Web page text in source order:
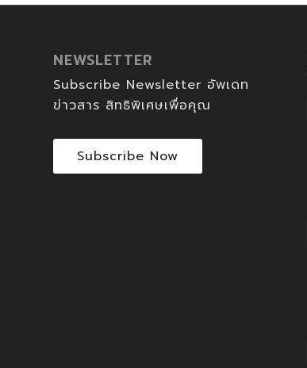
NEWSLETTER
Subscribe Newsletter อัพเดท
ข่าวสาร สิทธิพิเศษเพื่อคุณ
Subscribe Now